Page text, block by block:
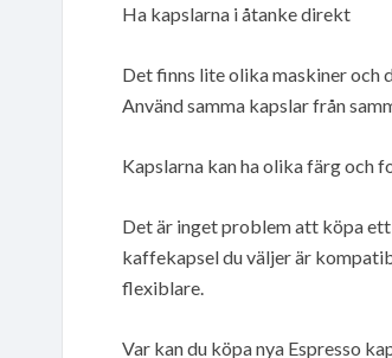
Ha kapslarna i åtanke direkt
Det finns lite olika maskiner och
Använd samma kapslar från
Kapslarna kan ha olika färg och
Det är inget problem att köpa ett
kaffekapsel du väljer är
flexiblare.
Var kan du köpa nya Espresso